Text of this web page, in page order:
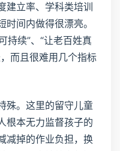
建立率、学科类培训
间内做得很漂亮。
持续”、“让老百姓真
而且很难用几个指标
殊。这里的留守儿童
根本无力监督孩子的
减掉的作业负担，换